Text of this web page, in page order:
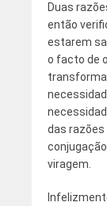
Duas
então
estarem
o facto de
das razões
viragem.